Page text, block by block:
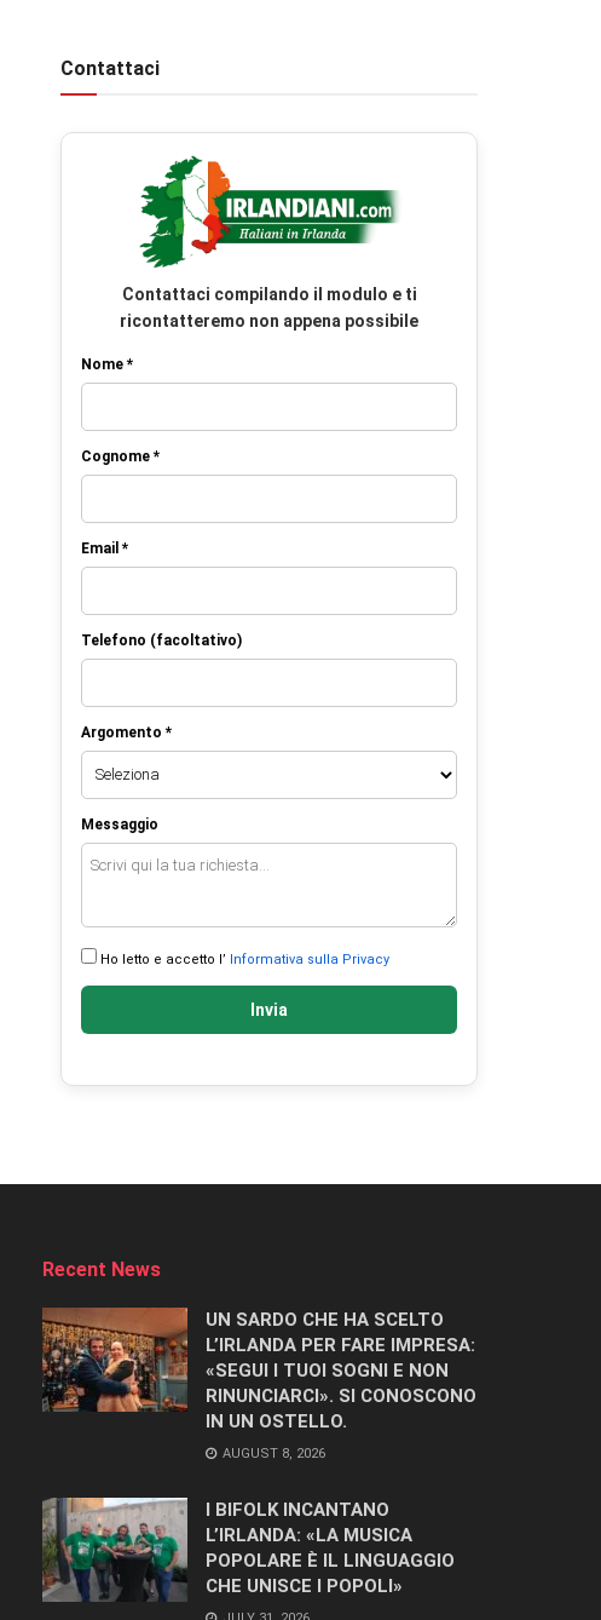
Contattaci
Contattaci compilando il modulo e ti
ricontatteremo non appena possibile
Nome *
Cognome *
Email *
Telefono (facoltativo)
Argomento *
Messaggio
Ho letto e accetto l’ Informativa sulla Privacy
Invia
Recent News
UN SARDO CHE HA SCELTO
L’IRLANDA PER FARE IMPRESA:
«SEGUI I TUOI SOGNI E NON
RINUNCIARCI». SI CONOSCONO
IN UN OSTELLO.
AUGUST 8, 2026
I BIFOLK INCANTANO
L’IRLANDA: «LA MUSICA
POPOLARE È IL LINGUAGGIO
CHE UNISCE I POPOLI»